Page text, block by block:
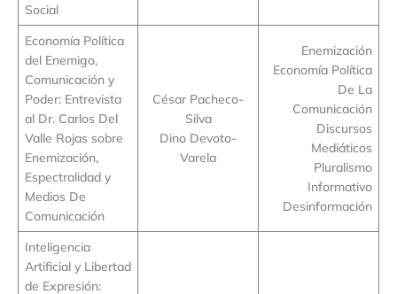
Social
Economía Política
del Enemigo,
Comunicación y
Poder: Entrevista
al Dr. Carlos Del
Valle Rojas sobre
Enemización,
Espectralidad y
Medios De
Comunicación
César Pacheco-
Silva
Dino Devoto-
Varela
Enemización
Economía Política
De La
Comunicación
Discursos
Mediáticos
Pluralismo
Informativo
Desinformación
Inteligencia
Artificial y Libertad
de Expresión: